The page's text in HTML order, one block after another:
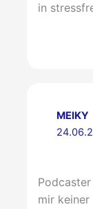
in
MEIKY
mir keiner